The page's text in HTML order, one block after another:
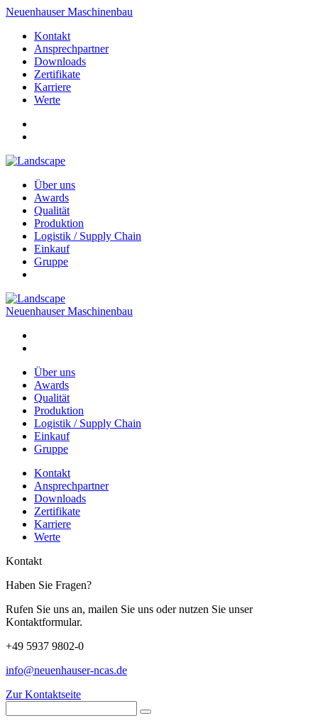
Neuenhauser Maschinenbau
Kontakt
Ansprechpartner
Downloads
Zertifikate
Karriere
Werte
Über uns
Awards
Qualität
Produktion
Logistik / Supply Chain
Einkauf
Gruppe
Neuenhauser Maschinenbau
Über uns
Awards
Qualität
Produktion
Logistik / Supply Chain
Einkauf
Gruppe
Kontakt
Ansprechpartner
Downloads
Zertifikate
Karriere
Werte
Kontakt
Haben Sie Fragen?
Rufen Sie uns an, mailen Sie uns oder nutzen Sie unser
Kontaktformular.
+49 5937 9802-0
info@neuenhauser-ncas.de
Zur Kontaktseite